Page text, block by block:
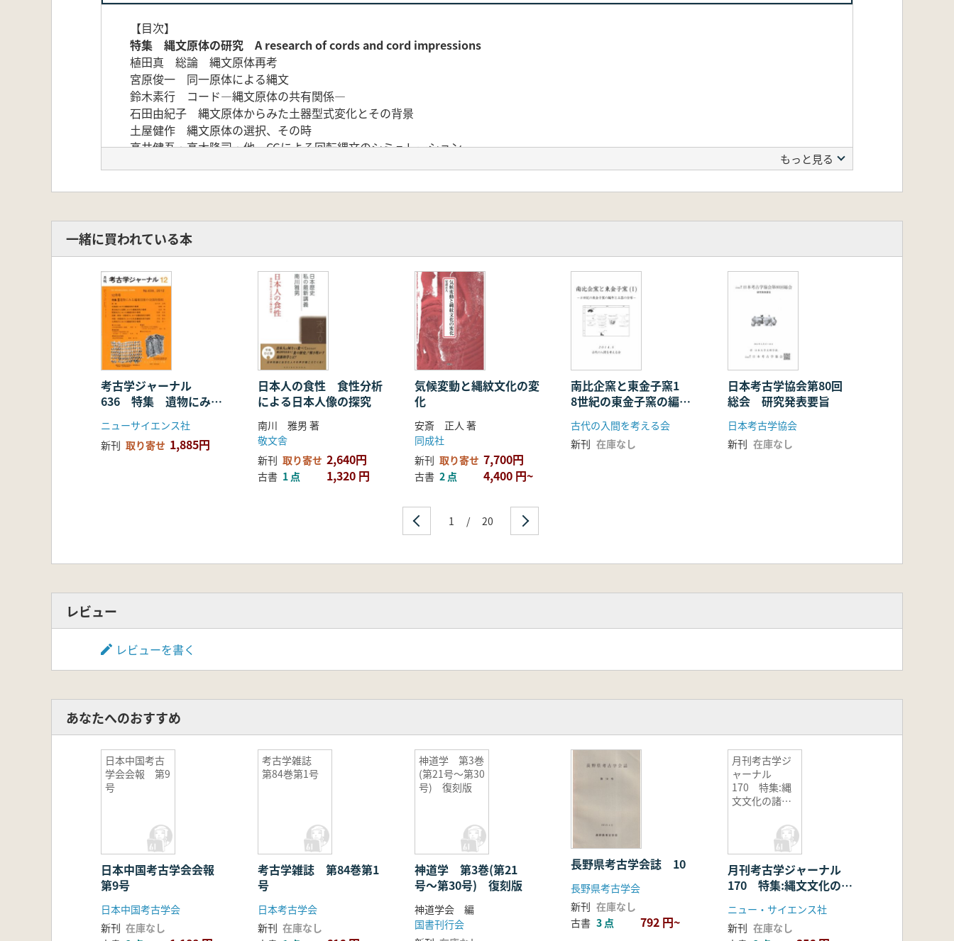
【目次】
特集 縄文原体の研究 A research of cords and cord impressions
植田真 総論 縄文原体再考
宮原俊一 同一原体による縄文
鈴木素行 コード―縄文原体の共有関係―
石田由紀子 縄文原体からみた土器型式変化とその背景
土屋健作 縄文原体の選択、その時
高井健吾・高木隆司・他 CGによる回転縄文のシミュレーション
遺跡速報
考古ウォーキング
永松実 長崎出島史跡
もっと見る
一緒に買われている本
考古学ジャーナル
636 特集 遺物にみる
編組技術の全国的様相
ニューサイエンス社
新刊 取り寄せ 1,885円
日本人の食性 食性分析
による日本人像の探究
南川 雅男 著
敬文舎
新刊 取り寄せ 2,640円
古書 1 点 1,320 円
気候変動と縄紋文化の変
化
安斎 正人 著
同成社
新刊 取り寄せ 7,700円
古書 2 点 4,400 円~
南比企窯と東金子窯1
8世紀の東金子窯の編年
と土器の分布
古代の入間を考える会
新刊 在庫なし
日本考古学協会第80回
総会 研究発表要旨
日本考古学協会
新刊 在庫なし
1 / 20
レビュー
レビューを書く
あなたへのおすすめ
日本中国考古
学会会報 第9
号
日本中国考古学会会報
第9号
日本中国考古学会
新刊 在庫なし
考古学雑誌
第84巻第1号
考古学雑誌 第84巻第1
号
日本考古学会
新刊 在庫なし
神道学 第3巻
(第21号〜第30
号) 復刻版
神道学 第3巻(第21
号〜第30号) 復刻版
神道学会 編
国書刊行会
長野県考古学会誌 10
長野県考古学会
新刊 在庫なし
古書 3 点 792 円~
月刊考古学ジ
ャーナル
170 特集:縄
文文化の諸問
月刊考古学ジャーナル
170 特集:縄文文化の諸
ニュー・サイエンス社
新刊 在庫なし